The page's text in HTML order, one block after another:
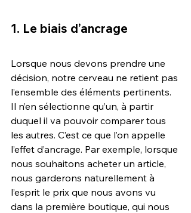
1. Le biais d’ancrage
Lorsque nous devons prendre une
décision, notre cerveau ne retient pas
l’ensemble des éléments pertinents.
Il n’en sélectionne qu’un, à partir
duquel il va pouvoir comparer tous
les autres. C’est ce que l’on appelle
l’effet d’ancrage. Par exemple, lorsque
nous souhaitons acheter un article,
nous garderons naturellement à
l’esprit le prix que nous avons vu
dans la première boutique, qui nous